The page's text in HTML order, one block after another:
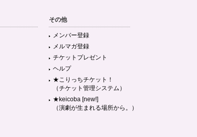
その他
メンバー登録
メルマガ登録
チケットプレゼント
ヘルプ
★こりっちチケット！
（チケット管理システム）
★keicoba [new!]
（演劇が生まれる場所から。）